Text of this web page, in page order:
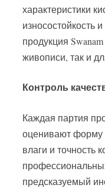
характеристики
износостойкость
продукция
живописи, так и
Контроль
Каждая партия
оценивают форму
влаги и точность
предсказуемый